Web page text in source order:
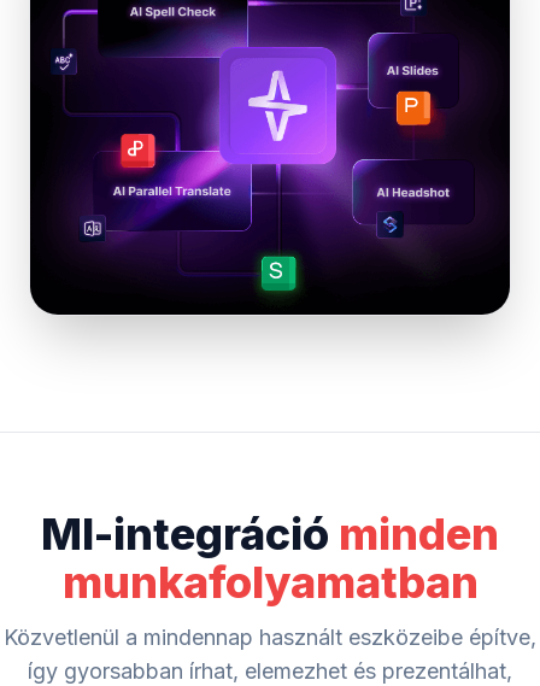
MI-integráció minden
munkafolyamatban
Közvetlenül a mindennap használt eszközeibe építve,
így gyorsabban írhat, elemezhet és prezentálhat,